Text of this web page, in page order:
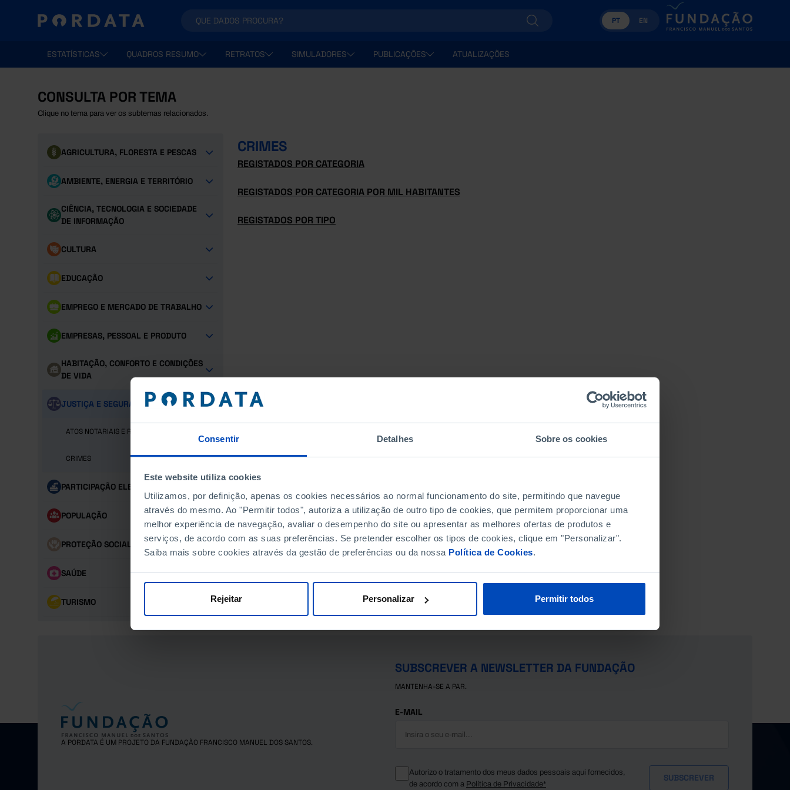
Consentir Detalhes Sobre os cookies
Este website utiliza cookies
Utilizamos, por definição, apenas os cookies necessários ao normal funcionamento do site, permitindo que navegue
através do mesmo. Ao "Permitir todos", autoriza a utilização de outro tipo de cookies, que permitem proporcionar uma
melhor experiência de navegação, avaliar o desempenho do site ou apresentar as melhores ofertas de produtos e
serviços, de acordo com as suas preferências. Se pretender escolher os tipos de cookies, clique em "Personalizar".
Saiba mais sobre cookies através da gestão de preferências ou da nossa Política de Cookies.
Rejeitar Personalizar Permitir todos
PT EN
ESTATÍSTICAS QUADROS RESUMO RETRATOS SIMULADORES PUBLICAÇÕES ATUALIZAÇÕES
CONSULTA POR TEMA
Clique no tema para ver os subtemas relacionados.
AGRICULTURA, FLORESTA E PESCAS
AMBIENTE, ENERGIA E TERRITÓRIO
CIÊNCIA, TECNOLOGIA E SOCIEDADE
DE INFORMAÇÃO
CULTURA
EDUCAÇÃO
EMPREGO E MERCADO DE TRABALHO
EMPRESAS, PESSOAL E PRODUTO
HABITAÇÃO, CONFORTO E CONDIÇÕES
DE VIDA
JUSTIÇA E SEGURANÇA
ATOS NOTARIAIS E REGISTOS
CRIMES
PARTICIPAÇÃO ELEITORAL
POPULAÇÃO
PROTEÇÃO SOCIAL
SAÚDE
TURISMO
CRIMES
REGISTADOS POR CATEGORIA
REGISTADOS POR CATEGORIA POR MIL HABITANTES
REGISTADOS POR TIPO
A PORDATA É UM PROJETO DA FUNDAÇÃO FRANCISCO MANUEL DOS SANTOS.
SUBSCREVER A NEWSLETTER DA FUNDAÇÃO
MANTENHA-SE A PAR.
E-MAIL
Autorizo o tratamento dos meus dados pessoais aqui fornecidos,
de acordo com a Política de Privacidade*